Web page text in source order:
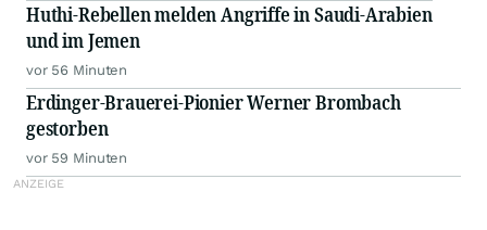
Huthi-Rebellen melden Angriffe in Saudi-Arabien
und im Jemen
vor 56 Minuten
Erdinger-Brauerei-Pionier Werner Brombach
gestorben
vor 59 Minuten